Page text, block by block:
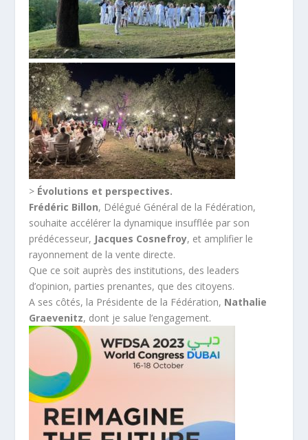
> Évolutions et perspectives.
Frédéric Billon, Délégué Général de la Fédération,
souhaite accélérer la dynamique insufflée par son
prédécesseur, Jacques Cosnefroy, et amplifier le
rayonnement de la vente directe.
Que ce soit auprès des institutions, des leaders
d’opinion, parties prenantes, que des citoyens.
A ses côtés, la Présidente de la Fédération, Nathalie
Graevenitz, dont je salue l’engagement.